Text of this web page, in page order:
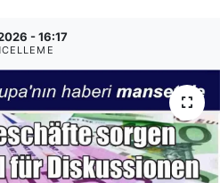
- 16:17